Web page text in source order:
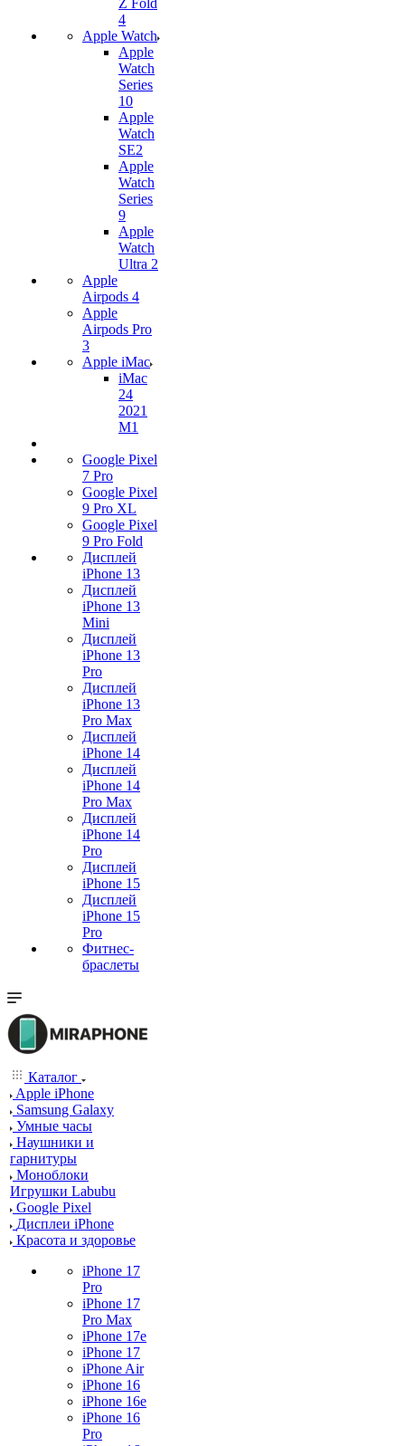
Z Fold
4
Apple Watch
Apple
Watch
Series
10
Apple
Watch
SE2
Apple
Watch
Series
9
Apple
Watch
Ultra 2
Apple
Airpods 4
Apple
Airpods Pro
3
Apple iMac
iMac
24
2021
M1
Google Pixel
7 Pro
Google Pixel
9 Pro XL
Google Pixel
9 Pro Fold
Дисплей
iPhone 13
Дисплей
iPhone 13
Mini
Дисплей
iPhone 13
Pro
Дисплей
iPhone 13
Pro Max
Дисплей
iPhone 14
Дисплей
iPhone 14
Pro Max
Дисплей
iPhone 14
Pro
Дисплей
iPhone 15
Дисплей
iPhone 15
Pro
Фитнес-
браслеты
Каталог
Apple iPhone
Samsung Galaxy
Умные часы
Наушники и
гарнитуры
Моноблоки
Игрушки Labubu
Google Pixel
Дисплеи iPhone
Красота и здоровье
iPhone 17
Pro
iPhone 17
Pro Max
iPhone 17e
iPhone 17
iPhone Air
iPhone 16
iPhone 16e
iPhone 16
Pro